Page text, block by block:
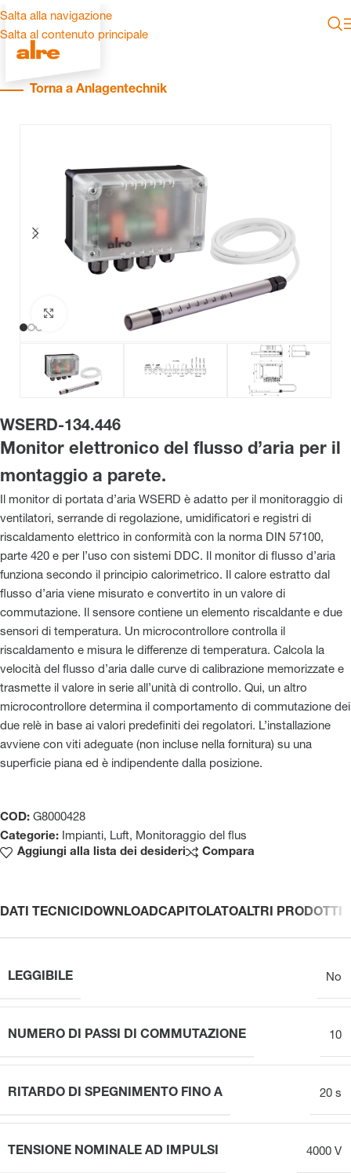
Salta alla navigazione
Salta al contenuto principale
Torna a Anlagentechnik
WSERD-134.446
Monitor elettronico del flusso d’aria per il
montaggio a parete.
Il monitor di portata d’aria WSERD è adatto per il monitoraggio di
ventilatori, serrande di regolazione, umidificatori e registri di
riscaldamento elettrico in conformità con la norma DIN 57100,
parte 420 e per l’uso con sistemi DDC. Il monitor di flusso d’aria
funziona secondo il principio calorimetrico. Il calore estratto dal
flusso d’aria viene misurato e convertito in un valore di
commutazione. Il sensore contiene un elemento riscaldante e due
sensori di temperatura. Un microcontrollore controlla il
riscaldamento e misura le differenze di temperatura. Calcola la
velocità del flusso d’aria dalle curve di calibrazione memorizzate e
trasmette il valore in serie all’unità di controllo. Qui, un altro
microcontrollore determina il comportamento di commutazione dei
due relè in base ai valori predefiniti dei regolatori. L’installazione
avviene con viti adeguate (non incluse nella fornitura) su una
superficie piana ed è indipendente dalla posizione.
COD: G8000428
Categorie: Impianti, Luft, Monitoraggio del flus
Aggiungi alla lista dei desideri
Compara
Clicca per ingrandire
DATI TECNICIDOWNLOADCAPITOLATOALTRI PRODOTTI
LEGGIBILE No
NUMERO DI PASSI DI COMMUTAZIONE 10
RITARDO DI SPEGNIMENTO FINO A 20 s
TENSIONE NOMINALE AD IMPULSI 4000 V